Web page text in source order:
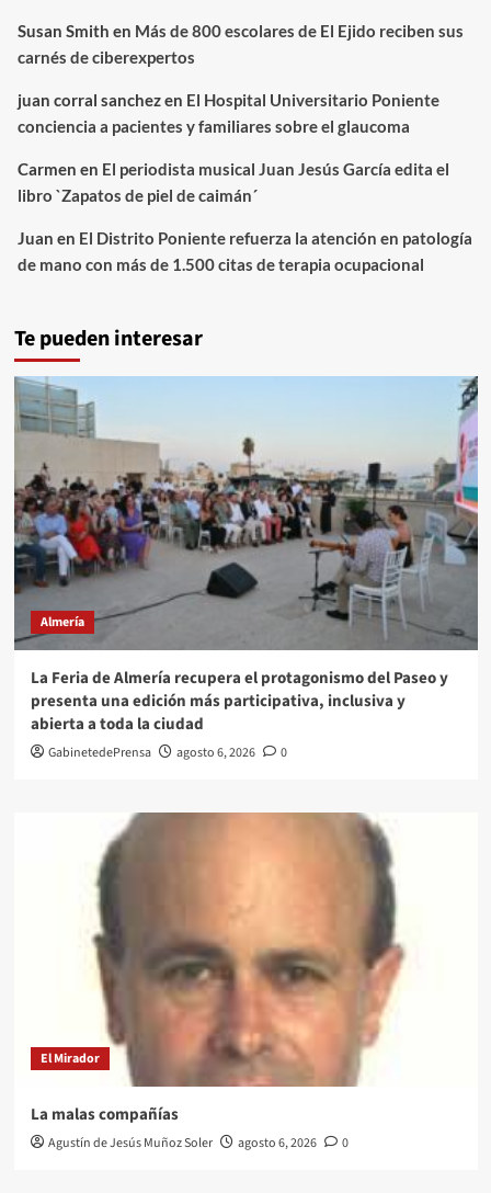
Susan Smith en Más de 800 escolares de El Ejido reciben sus
carnés de ciberexpertos
juan corral sanchezen El Hospital Universitario Poniente
conciencia a pacientes y familiares sobre el glaucoma
Carmen en El periodista musical Juan Jesús García edita el
libro `Zapatos de piel de caimán´
Juan en El Distrito Poniente refuerza la atención en patología
de mano con más de 1.500 citas de terapia ocupacional
Te pueden interesar
Almería
La Feria de Almería recupera el protagonismo del Paseo y
presenta una edición más participativa, inclusiva y
abierta a toda la ciudad
GabinetedePrensa agosto 6, 2026 0
El Mirador
La malas compañías
Agustín de Jesús Muñoz Soler agosto 6, 2026 0